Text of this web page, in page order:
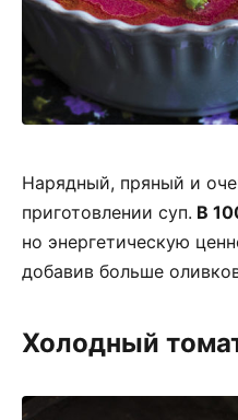
Нарядный, пряный и
приготовлении суп. В
но энергетическую
добавив больше
Холодный